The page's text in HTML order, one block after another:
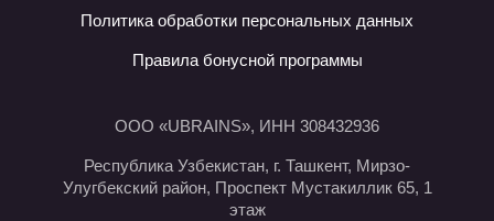
Политика обработки персональных данных
Правила бонусной программы
ООО «UBRAINS», ИНН 308432936
Республика Узбекистан, г. Ташкент, Мирзо-
Улугбекский район, Проспект Мустакиллик 65, 1
этаж